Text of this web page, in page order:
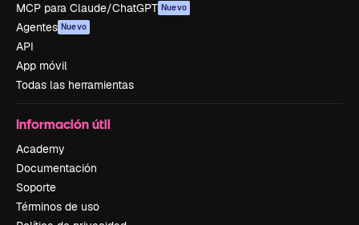
MCP para Claude/ChatGPT Nuevo
Agentes Nuevo
API
App móvil
Todas las herramientas
Información útil
Academy
Documentación
Soporte
Términos de uso